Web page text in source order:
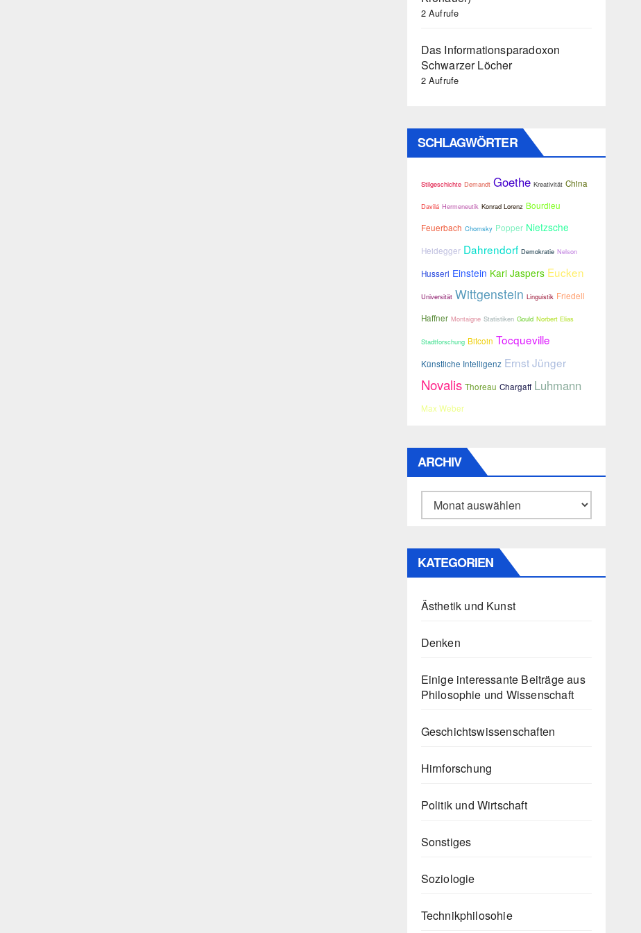
2 Aufrufe
Das Informationsparadoxon
Schwarzer Löcher
2 Aufrufe
SCHLAGWÖRTER
Stilgeschichte Demandt Goethe Kreativität China
Davilá Hermeneutik Konrad Lorenz Bourdieu
Feuerbach Chomsky Popper Nietzsche
Heidegger Dahrendorf Demokratie Nelson
Husserl Einstein Karl Jaspers Eucken
Universität Wittgenstein Linguistik Friedell
Haffner Montaigne Statistiken Gould Norbert Elias
Stadtforschung Bitcoin Tocqueville
Künstliche Intelligenz Ernst Jünger
Novalis Thoreau Chargaff Luhmann
Max Weber
ARCHIV
Archiv
KATEGORIEN
Ästhetik und Kunst
Denken
Einige interessante Beiträge aus
Philosophie und Wissenschaft
Geschichtswissenschaften
Hirnforschung
Politik und Wirtschaft
Sonstiges
Soziologie
Technikphilosohie